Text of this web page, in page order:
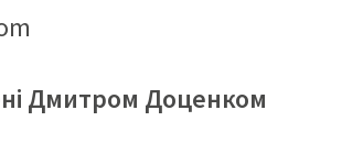
Дмитром Доценком